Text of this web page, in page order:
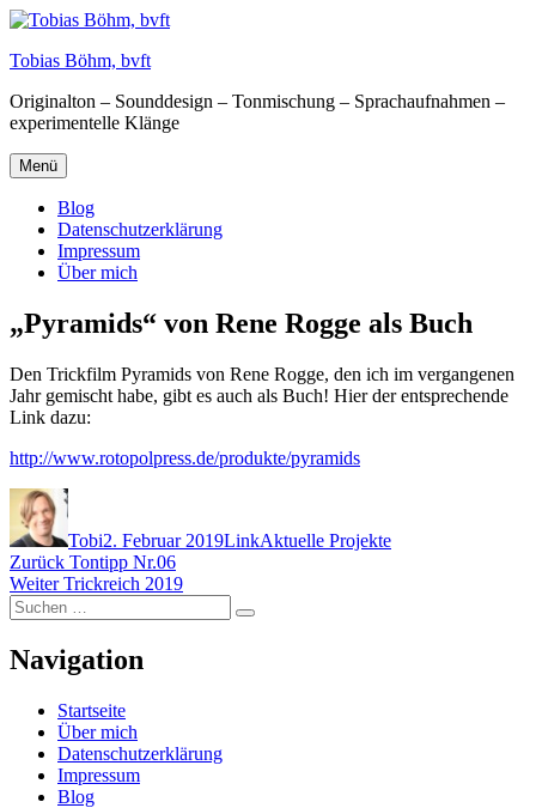
Zum
springen
Tobias Böhm, bvft
Originalton – Sounddesign – Tonmischung – Sprachaufnahmen –
experimentelle Klänge
Menü
Blog
Datenschutzerklärung
Impressum
Über mich
„Pyramids“ von Rene Rogge als Buch
Den Trickfilm Pyramids von Rene Rogge, den ich im vergangenen
Jahr gemischt habe, gibt es auch als Buch! Hier der entsprechende
Link dazu:
http://www.rotopolpress.de/produkte/pyramids
Autor
Tobi2. Februar 2019LinkAktuelle Projekte
Beitragsnavigation
Zurück Vorheriger
Beitrag:
Tontipp Nr.06
Weiter Nächster
Beitrag:
Trickreich 2019
Suchen
nach:
Suchen
Navigation
Startseite
Über mich
Datenschutzerklärung
Impressum
Blog